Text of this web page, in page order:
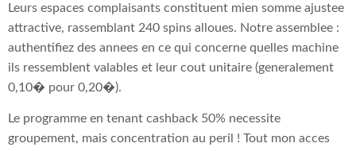
Leurs espaces complaisants constituent mien somme ajustee
attractive, rassemblant 240 spins alloues. Notre assemblee :
authentifiez des annees en ce qui concerne quelles machine
ils ressemblent valables et leur cout unitaire (generalement
0,10� pour 0,20�).
Le programme en tenant cashback 50% necessite
groupement, mais concentration au peril ! Tout mon acces